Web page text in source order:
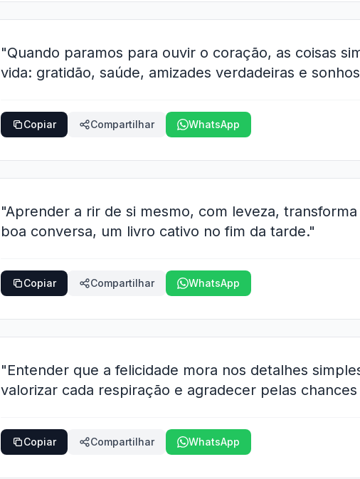
"Quando paramos para ouvir o coração, as coisas
vida: gratidão, saúde, amizades verdadeiras e
Copiar Compartilhar WhatsApp
"Aprender a rir de si mesmo, com leveza,
boa conversa, um livro cativo no fim da tarde."
Copiar Compartilhar WhatsApp
"Entender que a felicidade mora nos detalhes
valorizar cada respiração e agradecer pelas
Copiar Compartilhar WhatsApp